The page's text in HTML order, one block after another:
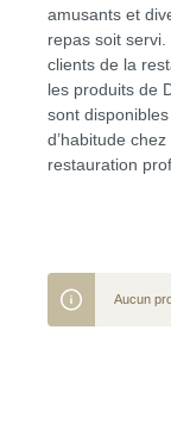
amusants et
repas soit
clients de la
les produits de
sont
d’habitude
restauration
Aucun